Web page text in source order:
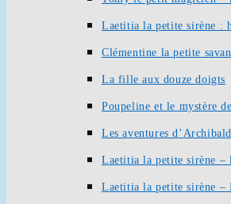
Laetitia la petite sirène :
Clémentine la petite
La fille aux douze doigts
Poupeline et le mystère
Les aventures
Laetitia la petite sirène –
Laetitia la petite sirène –